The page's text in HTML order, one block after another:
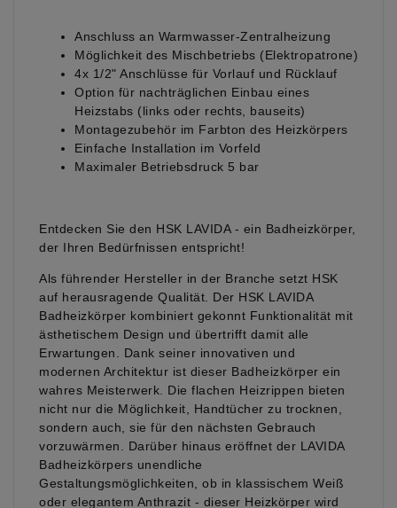
Anschluss an Warmwasser-Zentralheizung
Möglichkeit des Mischbetriebs (Elektropatrone)
4x 1/2" Anschlüsse für Vorlauf und Rücklauf
Option für nachträglichen Einbau eines
Heizstabs (links oder rechts, bauseits)
Montagezubehör im Farbton des Heizkörpers
Einfache Installation im Vorfeld
Maximaler Betriebsdruck 5 bar
Entdecken Sie den HSK LAVIDA - ein Badheizkörper,
der Ihren Bedürfnissen entspricht!
Als führender Hersteller in der Branche setzt HSK
auf herausragende Qualität. Der HSK LAVIDA
Badheizkörper kombiniert gekonnt Funktionalität mit
ästhetischem Design und übertrifft damit alle
Erwartungen. Dank seiner innovativen und
modernen Architektur ist dieser Badheizkörper ein
wahres Meisterwerk. Die flachen Heizrippen bieten
nicht nur die Möglichkeit, Handtücher zu trocknen,
sondern auch, sie für den nächsten Gebrauch
vorzuwärmen. Darüber hinaus eröffnet der LAVIDA
Badheizkörpers unendliche
Gestaltungsmöglichkeiten, ob in klassischem Weiß
oder elegantem Anthrazit - dieser Heizkörper wird